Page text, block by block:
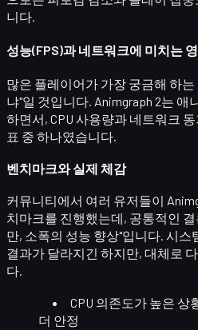
니다.
성능(FPS)과 네트워크에 미치는
많은 플레이어가 가장 궁금해 하는
냐"일 것입니다. Animgraph 2는 애
하면서, CPU 사용량과 네트워크
표 중 하나였습니다.
벤치마크와 실제 체감
커뮤니티에서 여러 유저들이
치마크를 진행했는데, 공통적인
만, 소폭의 성능 향상"입니다. 시스
결과가 달라지긴 하지만, 대체로
다.
CPU 의존도가 높은 상
더 안정